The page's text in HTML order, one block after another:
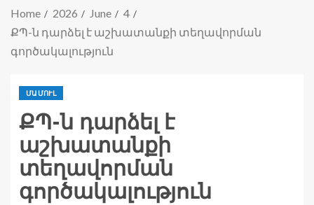
Home 2026 June
4
ՔՊ-ն դարձել է աշխատանքի տեղավորման
գործակալություն
ՄԱՄՈՒԼ
ՔՊ-ն դարձել է
աշխատանքի
տեղավորման
գործակալություն